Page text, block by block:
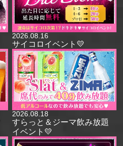
2026.08.16
サイコロイベント💛
2026.08.18
すらっと＆ジーマ飲み放題
イベント💛